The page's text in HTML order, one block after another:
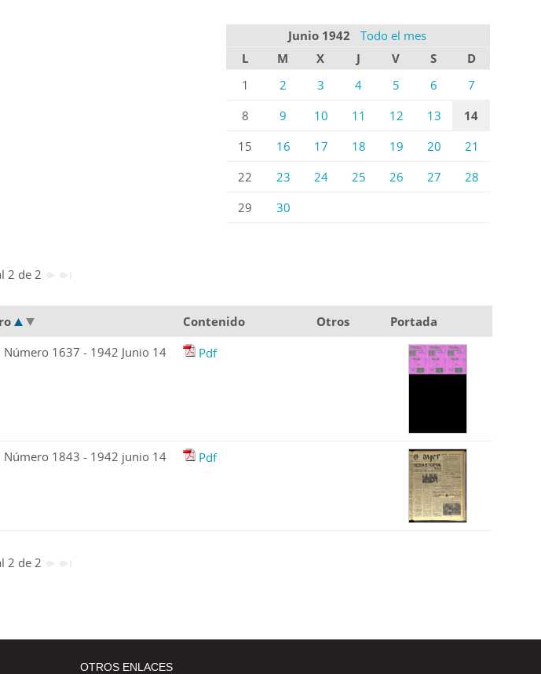
Junio 1942
Todo el mes
L
M X J V S
D
1
2 3 4 5 6
7
8
9 10 11 12 13
14
15
16 17 18 19 20
21
22
23 24 25 26 27
28
29
30
2 de 2
Contenido Otros
Portada
Número 1637 - 1942 Junio 14 Pdf
Número 1843 - 1942 junio 14 Pdf
2 de 2
OTROS ENLACES